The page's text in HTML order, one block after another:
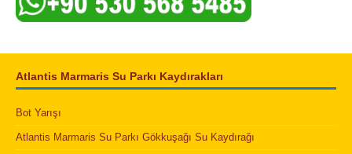
Atlantis Marmaris Su Parkı Kaydırakları
Bot Yarışı
Atlantis Marmaris Su Parkı Gökkuşağı Su Kaydırağı